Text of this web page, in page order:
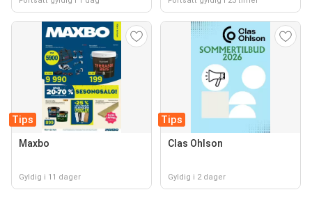
Tips
Maxbo
Gyldig i 11 dager
Tips
Clas Ohlson
Gyldig i 2 dager